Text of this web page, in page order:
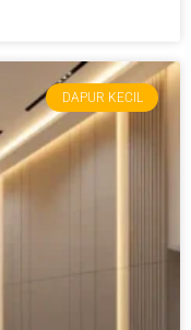
DAPUR KECIL